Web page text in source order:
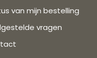
van mijn bestelling
vragen